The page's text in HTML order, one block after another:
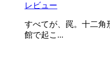
レビュー
すべてが、罠。十二角
館で起こ...